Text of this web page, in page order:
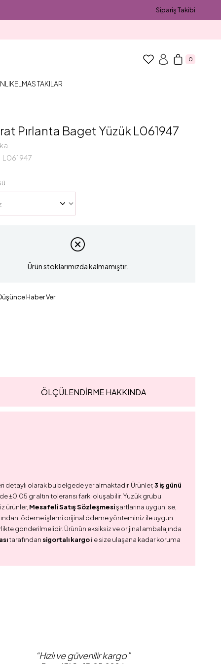
Sipariş Takibi
0
ELMAS TAKILAR
Pırlanta Baget Yüzük L061947
L061947
Ürün stoklarımızda kalmamıştır.
Haber Ver
ÖLÇÜLENDİRME HAKKINDA
olarak bu belgede yer almaktadır. Ürünler,3 iş günü
gr altın toleransı farkı oluşabilir. Yüzük grubu
ürünler, Mesafeli Satış Sözleşmesişartlarına uygun ise,
ödeme işlemi orijinal ödeme yönteminiz ile uygun
gönderilmelidir. Ürünün eksiksiz ve orijinal ambalajında
tarafından sigortalı kargoile size ulaşana kadar koruma
“Hızlı ve güvenilir kargo”